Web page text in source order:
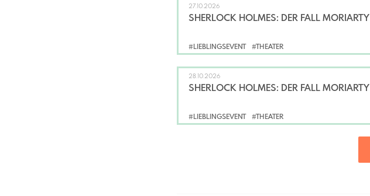
#LIEBLINGSEVENT #THEATER
27.10.2026
SHERLOCK HOLMES: DER FALL MORIARTY
#LIEBLINGSEVENT #THEATER
28.10.2026
SHERLOCK HOLMES: DER FALL MORIARTY